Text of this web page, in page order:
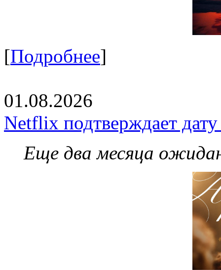
[Подробнее]
01.08.2026
Netflix подтверждает
Еще два месяца